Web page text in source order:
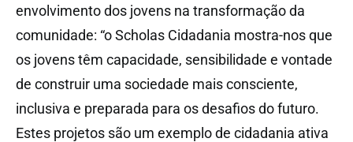
envolvimento dos jovens na transformação da
comunidade: “o Scholas Cidadania mostra-nos que
os jovens têm capacidade, sensibilidade e vontade
de construir uma sociedade mais consciente,
inclusiva e preparada para os desafios do futuro.
Estes projetos são um exemplo de cidadania ativa